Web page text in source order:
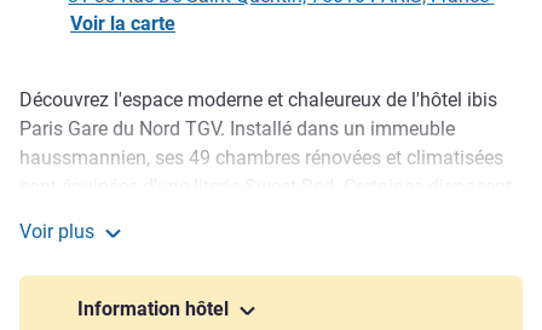
Voir la carte
Description
Découvrez l'espace moderne et chaleureux de l'hôtel ibis
Paris Gare du Nord TGV. Installé dans un immeuble
haussmannien, ses 49 chambres rénovées et climatisées
Nos chambres familiales triples et le délicieux petit-
déjeuner, c'est la formule idéale pour vous accueillir avec
vos enfants. Séjour professionnel ? Profitez de l'accès au
Voir plus
Information hôtel